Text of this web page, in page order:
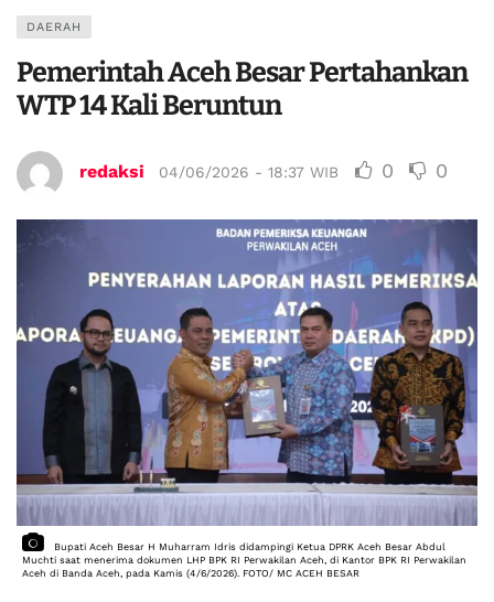
DAERAH
Pemerintah Aceh Besar Pertahankan
WTP 14 Kali Beruntun
redaksi 04/06/2026 - 18:37 WIB 0 0
Bupati Aceh Besar H Muharram Idris didampingi Ketua DPRK Aceh Besar Abdul
Muchti saat menerima dokumen LHP BPK RI Perwakilan Aceh, di Kantor BPK RI Perwakilan
Aceh di Banda Aceh, pada Kamis (4/6/2026). FOTO/ MC ACEH BESAR